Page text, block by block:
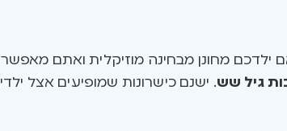
מחונן מבחינה מוזיקלית ואתם
גיל שש. ישנם כישרונות שמופיעים אצל